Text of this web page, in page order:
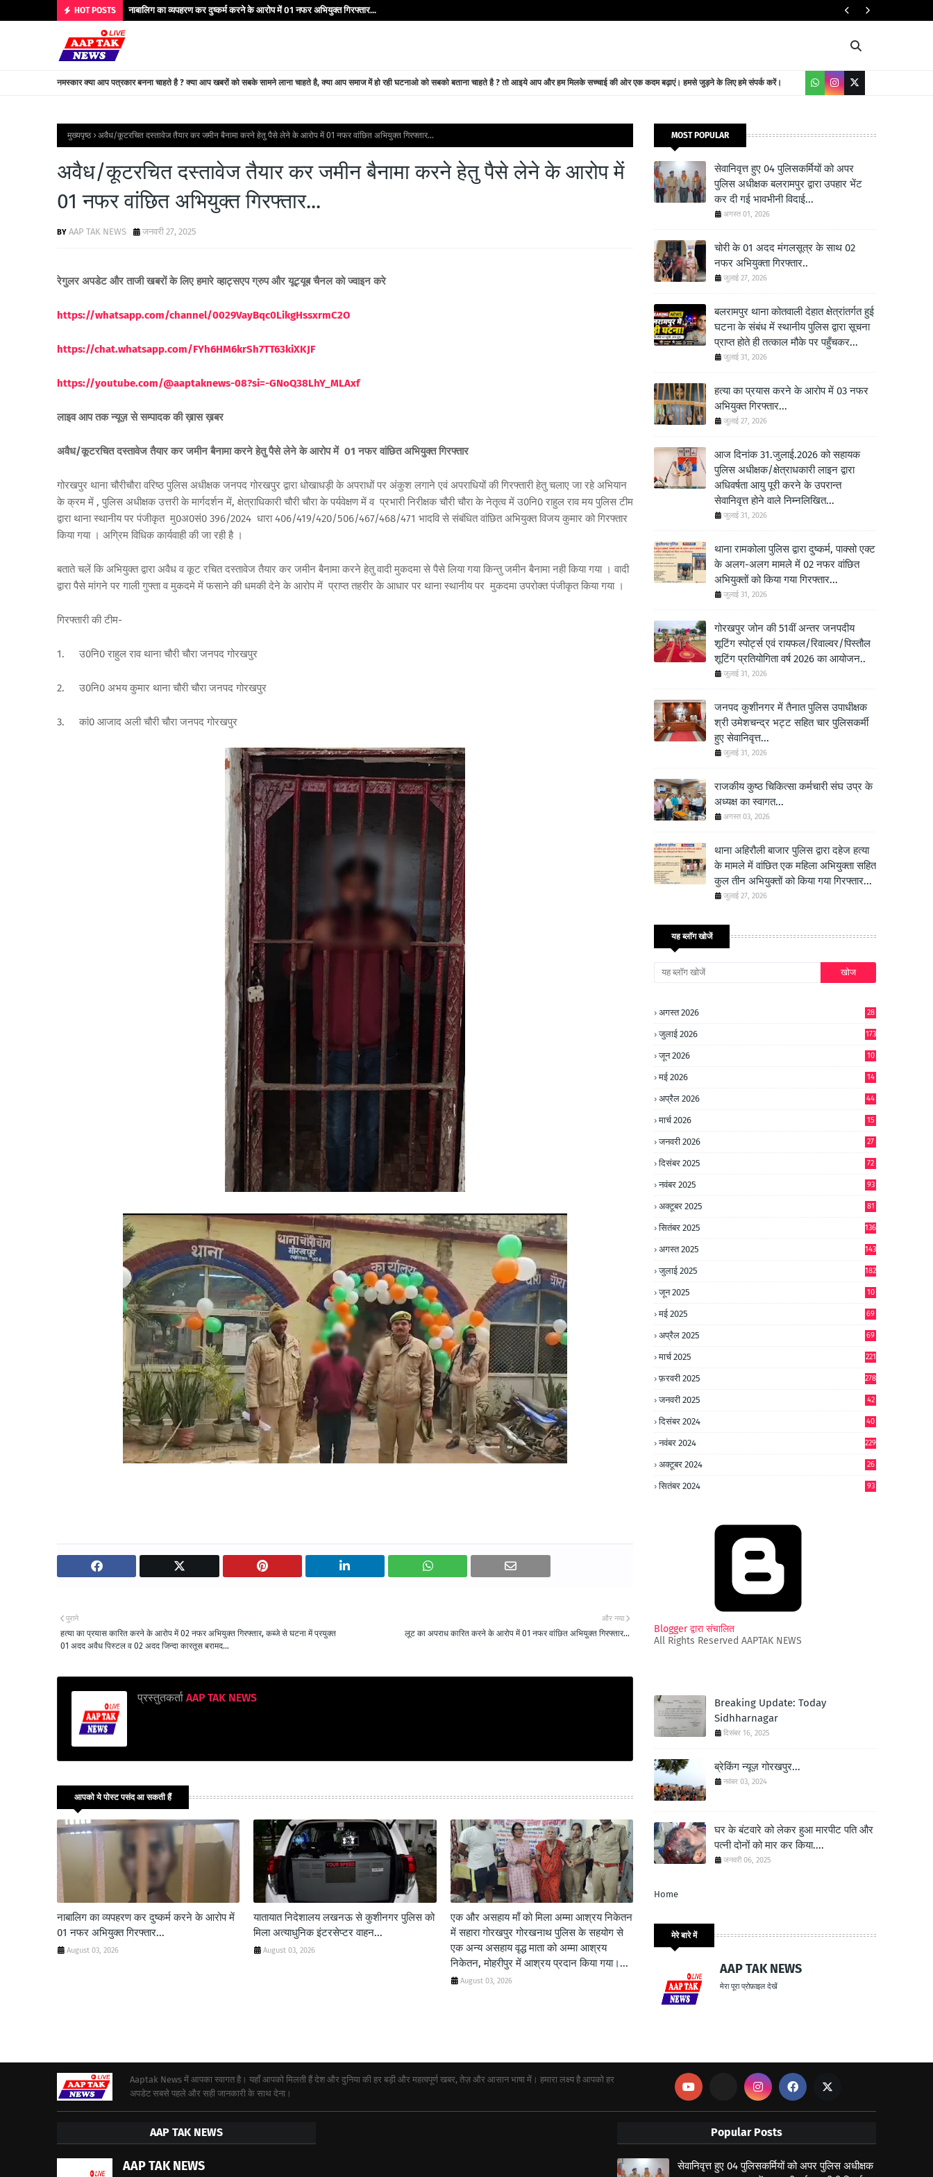
HOT POSTS नाबालिग का व्यपहरण कर दुष्कर्म करने के आरोप में 01 नफर अभियुक्त गिरफ्तार...
नमस्कार क्या आप पत्रकार बनना चाहते है ? क्या आप खबरों को सबके सामने लाना चाहते है, क्या आप समाज में हो रही घटनाओ को सबको बताना चाहते है ? तो आइये आप और हम मिलके सच्चाई की ओर एक कदम बढ़ाएं। हमसे जुड़ने के लिए हमे संपर्क करें।
मुख्यपृष्ठ अवैध/कूटरचित दस्तावेज तैयार कर जमीन बैनामा करने हेतु पैसे लेने के आरोप में 01 नफर वांछित अभियुक्त गिरफ्तार...
अवैध/कूटरचित दस्तावेज तैयार कर जमीन बैनामा करने हेतु पैसे लेने के आरोप में
01 नफर वांछित अभियुक्त गिरफ्तार...
AAP TAK NEWS जनवरी 27, 2025
रेगुलर अपडेट और ताजी खबरों के लिए हमारे व्हाट्सएप ग्रुप और यूट्यूब चैनल को ज्वाइन करे
https://whatsapp.com/channel/0029VayBqc0LikgHssxrmC2O
https://chat.whatsapp.com/FYh6HM6krSh7TT63kiXKJF
https://youtube.com/@aaptaknews-08?si=-GNoQ38LhY_MLAxf
लाइव आप तक न्यूज़ से सम्पादक की ख़ास ख़बर
अवैध/कूटरचित दस्तावेज तैयार कर जमीन बैनामा करने हेतु पैसे लेने के आरोप में 01 नफर वांछित अभियुक्त गिरफ्तार
गोरखपुर थाना चौरीचौरा वरिष्ठ पुलिस अधीक्षक जनपद गोरखपुर द्वारा धोखाधड़ी के अपराधों पर अंकुश लगाने एवं अपराधियों की गिरफ्तारी हेतु चलाए जा रहे अभियान
के क्रम में , पुलिस अधीक्षक उत्तरी के मार्गदर्शन में, क्षेत्राधिकारी चौरी चौरा के पर्यवेक्षण में व प्रभारी निरीक्षक चौरी चौरा के नेतृत्व में उ0नि0 राहुल राव मय पुलिस टीम
द्वारा थाना स्थानीय पर पंजीकृत मु0अ0सं0 396/2024 धारा 406/419/420/506/467/468/471 भादवि से संबंधित वांछित अभियुक्त विजय कुमार को गिरफ्तार
किया गया । अग्रिम विधिक कार्यवाही की जा रही है ।
बताते चलें कि अभियुक्त द्वारा अवैध व कूट रचित दस्तावेज तैयार कर जमीन बैनामा करने हेतु वादी मुकदमा से पैसे लिया गया किन्तु जमीन बैनामा नही किया गया । वादी
द्वारा पैसे मांगने पर गाली गुफ्ता व मुकदमे में फसाने की धमकी देने के आरोप में प्राप्त तहरीर के आधार पर थाना स्थानीय पर मुकदमा उपरोक्त पंजीकृत किया गया ।
गिरफ्तारी की टीम-
1. उ0नि0 राहुल राव थाना चौरी चौरा जनपद गोरखपुर
2. उ0नि0 अभय कुमार थाना चौरी चौरा जनपद गोरखपुर
3. कां0 आजाद अली चौरी चौरा जनपद गोरखपुर
और नया
लूट का अपराध कारित करने के आरोप में 01 नफर वांछित अभियुक्त गिरफ्तार...
पुराने
हत्या का प्रयास कारित करने के आरोप में 02 नफर अभियुक्त गिरफ्तार, कब्जे से घटना में प्रयुक्त
01 अदद अवैध पिस्टल व 02 अदद जिन्दा कारतूस बरामद...
प्रस्तुतकर्ता AAP TAK NEWS
आपको ये पोस्ट पसंद आ सकती हैं
नाबालिग का व्यपहरण कर दुष्कर्म करने के आरोप में
01 नफर अभियुक्त गिरफ्तार...
August 03, 2026
यातायात निदेशालय लखनऊ से कुशीनगर पुलिस को
मिला अत्याधुनिक इंटरसेप्टर वाहन...
August 03, 2026
एक और असहाय माँ को मिला अम्मा आश्रय निकेतन
में सहारा गोरखपुर गोरखनाथ पुलिस के सहयोग से
एक अन्य असहाय वृद्ध माता को अम्मा आश्रय
निकेतन, मोहरीपुर में आश्रय प्रदान किया गया।...
August 03, 2026
MOST POPULAR
सेवानिवृत्त हुए 04 पुलिसकर्मियों को अपर
पुलिस अधीक्षक बलरामपुर द्वारा उपहार भेंट
कर दी गई भावभीनी विदाई...
अगस्त 01, 2026
चोरी के 01 अदद मंगलसूत्र के साथ 02
नफर अभियुक्ता गिरफ्तार..
जुलाई 27, 2026
बलरामपुर थाना कोतवाली देहात क्षेत्रांतर्गत हुई
घटना के संबंध में स्थानीय पुलिस द्वारा सूचना
प्राप्त होते ही तत्काल मौके पर पहुँचकर...
जुलाई 31, 2026
हत्या का प्रयास करने के आरोप में 03 नफर
अभियुक्त गिरफ्तार...
जुलाई 27, 2026
आज दिनांक 31.जुलाई.2026 को सहायक
पुलिस अधीक्षक/क्षेत्राधकारी लाइन द्वारा
अधिवर्षता आयु पूरी करने के उपरान्त
सेवानिवृत्त होने वाले निम्नलिखित...
जुलाई 31, 2026
थाना रामकोला पुलिस द्वारा दुष्कर्म, पाक्सो एक्ट
के अलग-अलग मामले में 02 नफर वांछित
अभियुक्तों को किया गया गिरफ्तार...
जुलाई 31, 2026
गोरखपुर जोन की 51वीं अन्तर जनपदीय
शूटिंग स्पोर्ट्स एवं रायफल/रिवाल्वर/पिस्तौल
शूटिंग प्रतियोगिता वर्ष 2026 का आयोजन..
जुलाई 31, 2026
जनपद कुशीनगर में तैनात पुलिस उपाधीक्षक
श्री उमेशचन्द्र भट्ट सहित चार पुलिसकर्मी
हुए सेवानिवृत्त...
जुलाई 31, 2026
राजकीय कुष्ठ चिकित्सा कर्मचारी संघ उप्र के
अध्यक्ष का स्वागत...
अगस्त 03, 2026
थाना अहिरौली बाजार पुलिस द्वारा दहेज हत्या
के मामले में वांछित एक महिला अभियुक्ता सहित
कुल तीन अभियुक्तों को किया गया गिरफ्तार...
जुलाई 27, 2026
यह ब्लॉग खोजें
अगस्त 2026 28
जुलाई 2026 173
जून 2026
10
मई 2026
14
अप्रैल 2026 44
मार्च 2026 15
जनवरी 2026 27
दिसंबर 2025 72
नवंबर 2025 93
अक्टूबर 2025 81
सितंबर 2025 136
अगस्त 2025 143
जुलाई 2025 182
जून 2025
10
मई 2025 69
अप्रैल 2025 69
मार्च 2025 221
फ़रवरी 2025 278
जनवरी 2025
42
दिसंबर 2024
40
नवंबर 2024 229
अक्टूबर 2024
26
सितंबर 2024 93
Blogger द्वारा संचालित
All Rights Reserved AAPTAK NEWS
Breaking Update: Today
Sidhharnagar
दिसंबर 16, 2025
ब्रेकिंग न्यूज़ गोरखपुर...
नवंबर 03, 2024
घर के बंटवारे को लेकर हुआ मारपीट पति और
पत्नी दोनों को मार कर किया....
जनवरी 06, 2025
Home
मेरे बारे में
AAP TAK NEWS
मेरा पूरा प्रोफ़ाइल देखें
Aaptak News में आपका स्वागत है। यहाँ आपको मिलती हैं देश और दुनिया की हर बड़ी और महत्वपूर्ण खबर, तेज़ और आसान भाषा में। हमारा लक्ष्य है आपको हर
अपडेट सबसे पहले और सही जानकारी के साथ देना।
AAP TAK NEWS
AAP TAK NEWS
Popular Posts
सेवानिवृत्त हुए 04 पुलिसकर्मियों को अपर पुलिस अधीक्षक